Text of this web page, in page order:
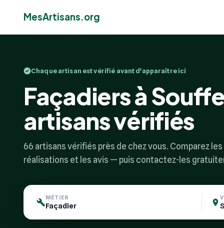
MesArtisans.org
Chaque artisan est vérifié avant d'apparaître ici
Façadiers à
artisans vérifiés
66 artisans vérifiés près de chez vous. Comparez
réalisations et les avis — puis contactez-les
MÉTIER